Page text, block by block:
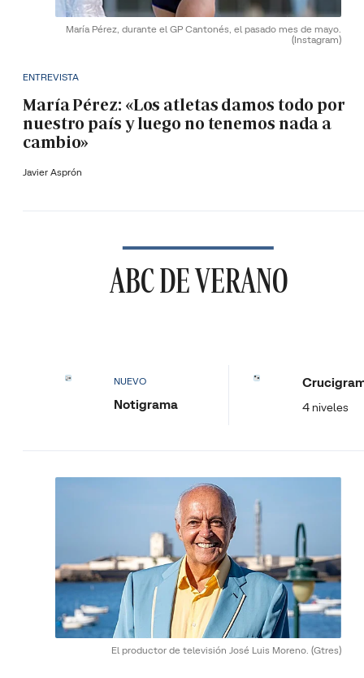
María Pérez, durante el GP Cantonés, el pasado mes de mayo.
(Instagram)
ENTREVISTA
María Pérez: «Los atletas damos todo por
nuestro país y luego no tenemos nada a
cambio»
Javier Asprón
ABC DE VERANO
NUEVO
Notigrama 4 niveles
El productor de televisión José Luis Moreno. (Gtres)